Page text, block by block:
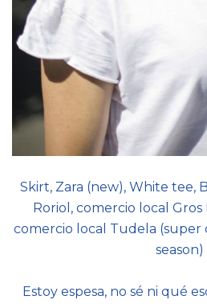
Skirt, Zara (new), White tee,
Roriol, comercio local
comercio local Tudela (super
season)
Estoy espesa, no sé ni qué